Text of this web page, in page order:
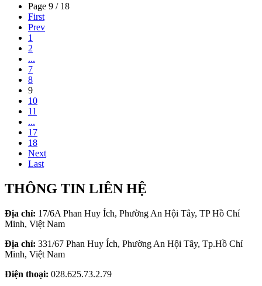
Page 9 / 18
First
Prev
1
2
...
7
8
9
10
11
...
17
18
Next
Last
THÔNG TIN LIÊN HỆ
Địa chỉ: 17/6A Phan Huy Ích, Phường An Hội Tây, TP Hồ Chí
Minh, Việt Nam
Địa chỉ: 331/67 Phan Huy Ích, Phường An Hội Tây, Tp.Hồ Chí
Minh, Việt Nam
Điện thoại: 028.625.73.2.79